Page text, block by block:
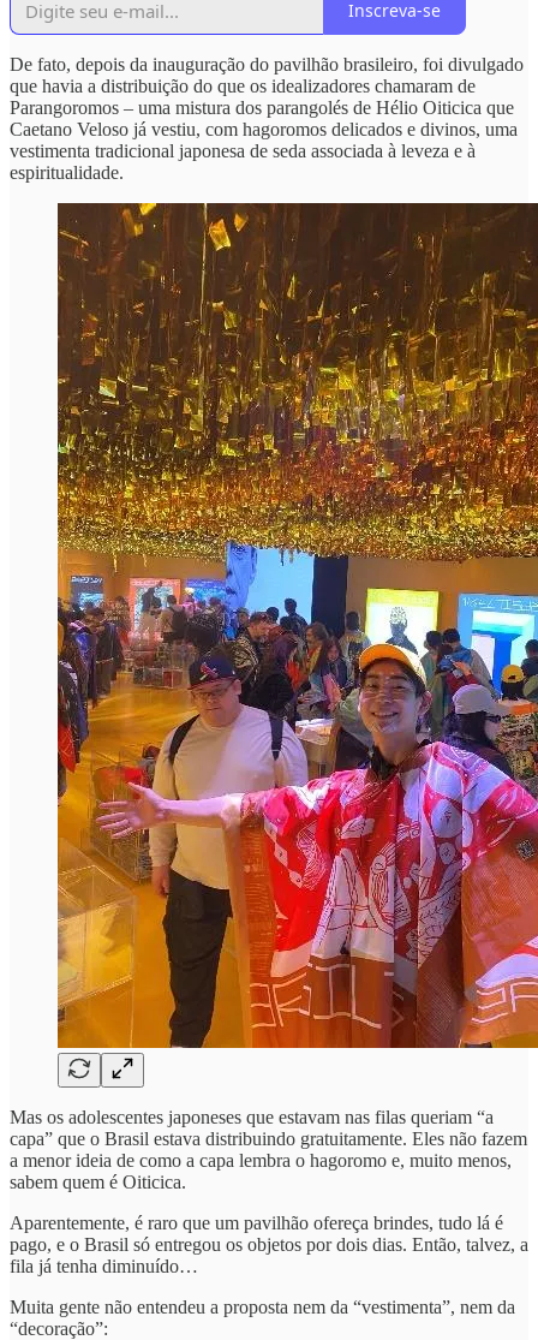
Inscreva-se
De fato, depois da inauguração do pavilhão brasileiro, foi divulgado
que havia a distribuição do que os idealizadores chamaram de
Parangoromos – uma mistura dos parangolés de Hélio Oiticica que
Caetano Veloso já vestiu, com hagoromos delicados e divinos, uma
vestimenta tradicional japonesa de seda associada à leveza e à
espiritualidade.
Mas os adolescentes japoneses que estavam nas filas queriam “a
capa” que o Brasil estava distribuindo gratuitamente. Eles não fazem
a menor ideia de como a capa lembra o hagoromo e, muito menos,
sabem quem é Oiticica.
Aparentemente, é raro que um pavilhão ofereça brindes, tudo lá é
pago, e o Brasil só entregou os objetos por dois dias. Então, talvez, a
fila já tenha diminuído…
Muita gente não entendeu a proposta nem da “vestimenta”, nem da
“decoração”: